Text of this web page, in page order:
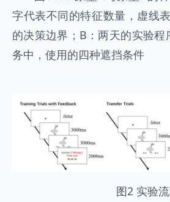
字代表不同的特征数量，虚线
的决策边界；B：两天的实验程
务中，使用的四种遮挡条件
图2 实验